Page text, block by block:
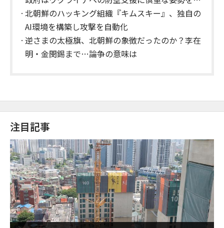
す
北朝鮮のハッキング組織『キムスキー』、独自の
AI環境を構築し攻撃を自動化
逆さまの太極旗、北朝鮮の象徴だったのか？李在
明・金閔錫まで…論争の意味は
注目記事